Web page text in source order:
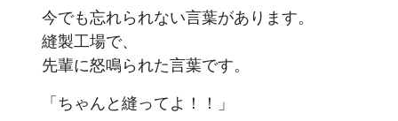
今でも忘れられない言葉があります。
縫製工場で、
先輩に怒鳴られた言葉です。
「ちゃんと縫ってよ！！」